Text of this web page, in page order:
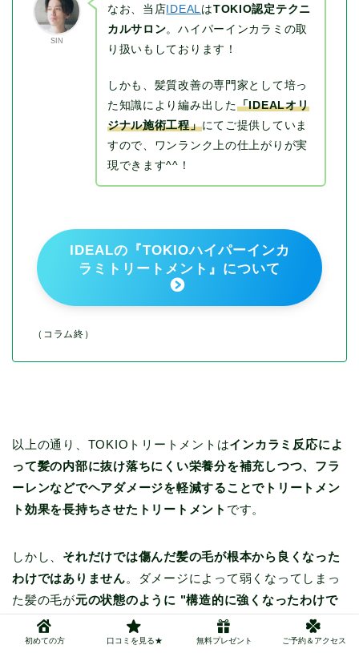
SIN
なお、当店IDEAL はTOKIO認定テクニ
カルサロン。ハイパーインカラミの取
り扱いもしております！
しかも、髪質改善の専門家として培っ
た知識により編み出した「IDEALオリ
ジナル施術工程」にてご提供していま
すので、ワンランク上の仕上がりが実
現できます^^！
IDEALの『TOKIOハイパーインカ
ラミトリートメント』について
（コラム終）
以上の通り、TOKIOトリートメントはインカラミ反応によ
って髪の内部に抜け落ちにくい栄養分を補充しつつ、フラ
ーレンなどでヘアダメージを軽減することでトリートメン
ト効果を長持ちさせたトリートメント です。
しかし、 それだけでは傷んだ髪の毛が根本から良くなった
わけではありません。ダメージによって弱くなってしまっ
た髪の毛が元の状態のように "構造的に強くなったわけで
はない"
ため、何もしないまま1,2ヶ月も経てば元通りにな
ってしまうのです。
初めての方 口コミを見る★ 無料プレゼント ご予約＆アクセス